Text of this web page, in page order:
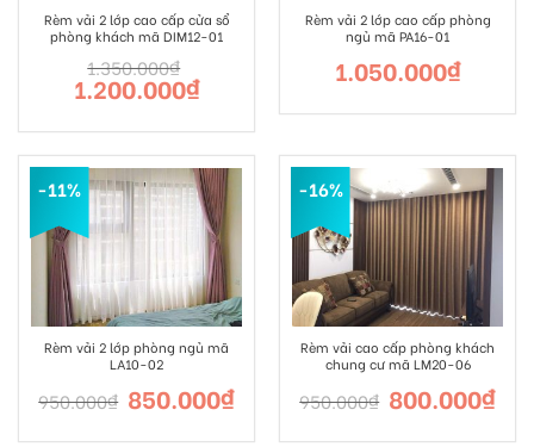
Rèm vải 2 lớp cao cấp cửa sổ
phòng khách mã DIM12-01
1.350.000₫
1.200.000₫
Rèm vải 2 lớp cao cấp phòng
ngủ mã PA16-01
1.050.000₫
-11%
Rèm vải 2 lớp phòng ngủ mã
LA10-02
950.000₫ 850.000₫
-16%
Rèm vải cao cấp phòng khách
chung cư mã LM20-06
950.000₫ 800.000₫